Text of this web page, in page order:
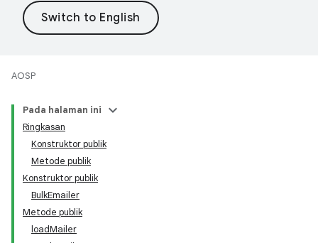
AOSP
Pada halaman ini
Ringkasan
Konstruktor publik
Metode publik
Konstruktor publik
BulkEmailer
Metode publik
loadMailer